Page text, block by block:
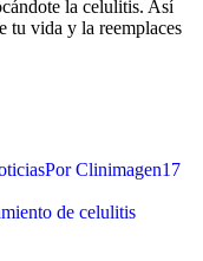
la celulitis. Así
tu vida y la reemplaces
PorClinimagen17
de celulitis